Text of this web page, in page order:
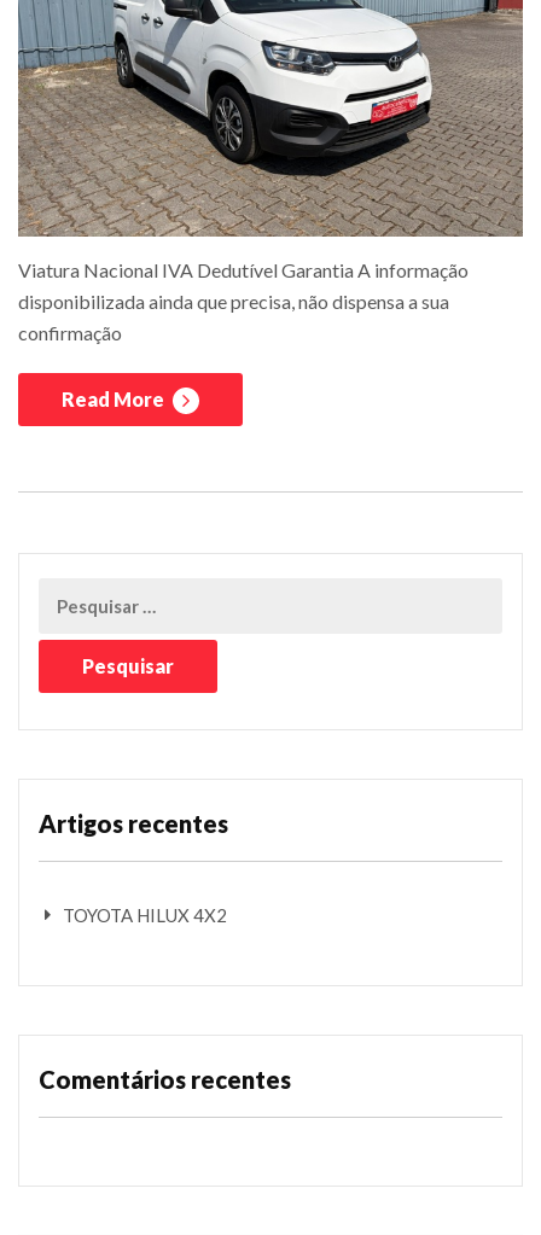
Viatura Nacional IVA Dedutível Garantia A informação
disponibilizada ainda que precisa, não dispensa a sua
confirmação
Read More
Artigos recentes
TOYOTA HILUX 4X2
Comentários recentes